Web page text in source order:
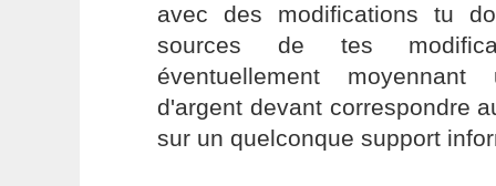
avec des modifications tu
sources de tes
éventuellement
d'argent devant correspondre
sur un quelconque support